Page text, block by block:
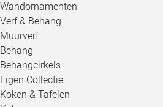
Wandornamenten
Verf & Behang
Muurverf
Behang
Behangcirkels
Eigen Collectie
Koken & Tafelen